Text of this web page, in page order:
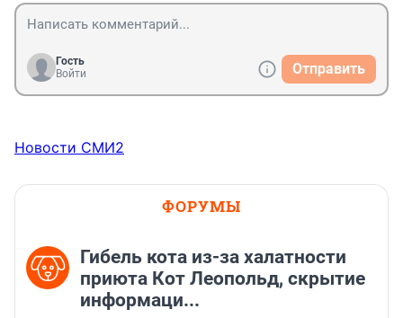
Гость
Войти
Отправить
Новости СМИ2
ФОРУМЫ
Гибель кота из-за халатности
приюта Кот Леопольд, скрытиe
информаци...